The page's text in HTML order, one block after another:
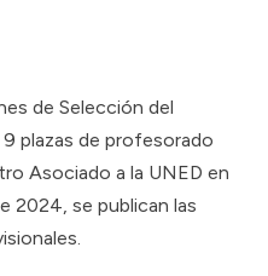
de Selección del
plazas de profesorado
Asociado a la UNED en
2024, se publican las